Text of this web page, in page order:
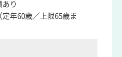
り
年60歳／上限65歳ま